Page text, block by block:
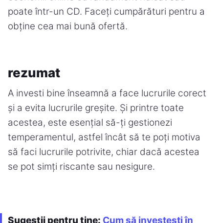
poate într-un CD. Faceți cumpărături pentru a
obține cea mai bună ofertă.
rezumat
A investi bine înseamnă a face lucrurile corect
și a evita lucrurile greșite. Și printre toate
acestea, este esențial să-ți gestionezi
temperamentul, astfel încât să te poți motiva
să faci lucrurile potrivite, chiar dacă acestea
se pot simți riscante sau nesigure.
Sugestii pentru tine: Cum să investești în